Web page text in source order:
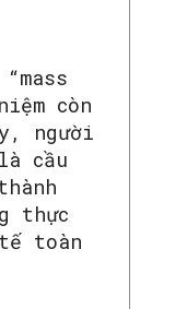
còn
người
cầu
thực
toàn